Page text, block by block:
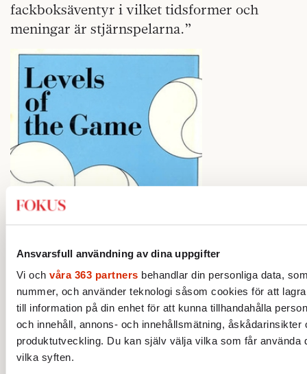
Ansvarsfull användning av dina uppgifter
Vi och våra 363 partners behandlar din personliga data,
nummer, och använder teknologi såsom cookies för att
till information på din enhet för att kunna tillhandahålla
och innehåll, annons- och innehållsmätning, åskådarinsikter
produktutveckling. Du kan själv välja vilka som får använda
vilka syften.
fackboksäventyr i vilket tidsformer och
meningar är stjärnspelarna.”
Ett sätt att beskriva berättelsen är som ett